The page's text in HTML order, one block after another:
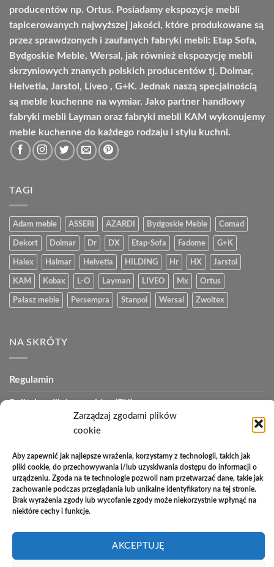
Zarządzaj zgodami plików
cookie
Aby zapewnić jak najlepsze wrażenia, korzystamy z technologii, takich jak
pliki cookie, do przechowywania i/lub uzyskiwania dostępu do informacji o
urządzeniu. Zgoda na te technologie pozwoli nam przetwarzać dane, takie jak
zachowanie podczas przeglądania lub unikalne identyfikatory na tej stronie.
Brak wyrażenia zgody lub wycofanie zgody może niekorzystnie wpłynąć na
niektóre cechy i funkcje.
AKCEPTUJĘ
producentów np. Ortus. Posiadamy ekspozycje mebli
tapicerowanych najwyższej jakości, które produkowane są
przez sprawdzonych i zaufanych fabryki mebli: Etap Sofa,
Bydgoskie Meble, Wersal, jak również ekspozycję mebli
skrzyniowych znanych polskich producentów tj. Dolmar,
Helvetia, Jarstol, Liveo , G+K. Jednak naszą specjalnością
są meble kuchenne na wymiar. Jako partner handlowy
fabryki mebli Layman oraz fabryki mebli KAM wykonujemy
meble kuchenne do każdego rodzaju i stylu kuchni.
TAGI
Adam meble ASSERI AZARDI Bydgoskie Meble Comad
Dekort Dolmar Dr DX Etap-Sofa Fadome G+K
Halex Halmar Helvetia HILDING Hr HX Jarstol
KAM Kobax L-O Layman LIVEO Mx Ortus
Pałasz meble Persempra Stanpol Wersal Zwoltex
NA SKRÓTY
Regulamin
Polityka plików cookies (EU)
Polityka prywatności
Zakupy na raty
Kontakt
PayU
Cash